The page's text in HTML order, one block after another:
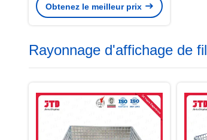
Obtenez le meilleur prix
Rayonnage d'affichage de fil